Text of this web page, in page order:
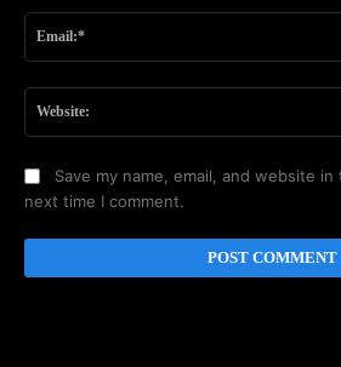
Save my name, email, and website
next time I comment.